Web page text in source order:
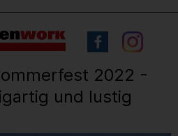
2022 -
und lustig